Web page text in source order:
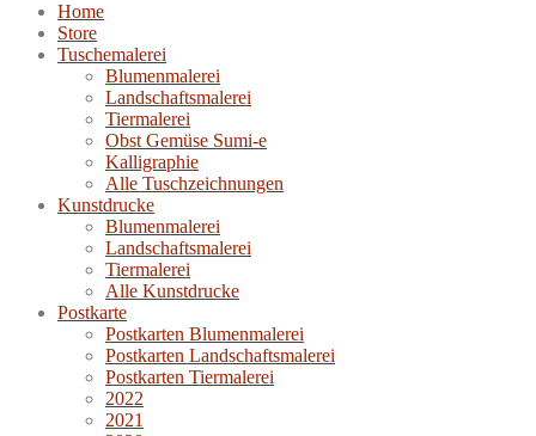
Home
Store
Tuschemalerei
Blumenmalerei
Landschaftsmalerei
Tiermalerei
Obst Gemüse Sumi-e
Kalligraphie
Alle Tuschzeichnungen
Kunstdrucke
Blumenmalerei
Landschaftsmalerei
Tiermalerei
Alle Kunstdrucke
Postkarte
Postkarten Blumenmalerei
Postkarten Landschaftsmalerei
Postkarten Tiermalerei
2022
2021